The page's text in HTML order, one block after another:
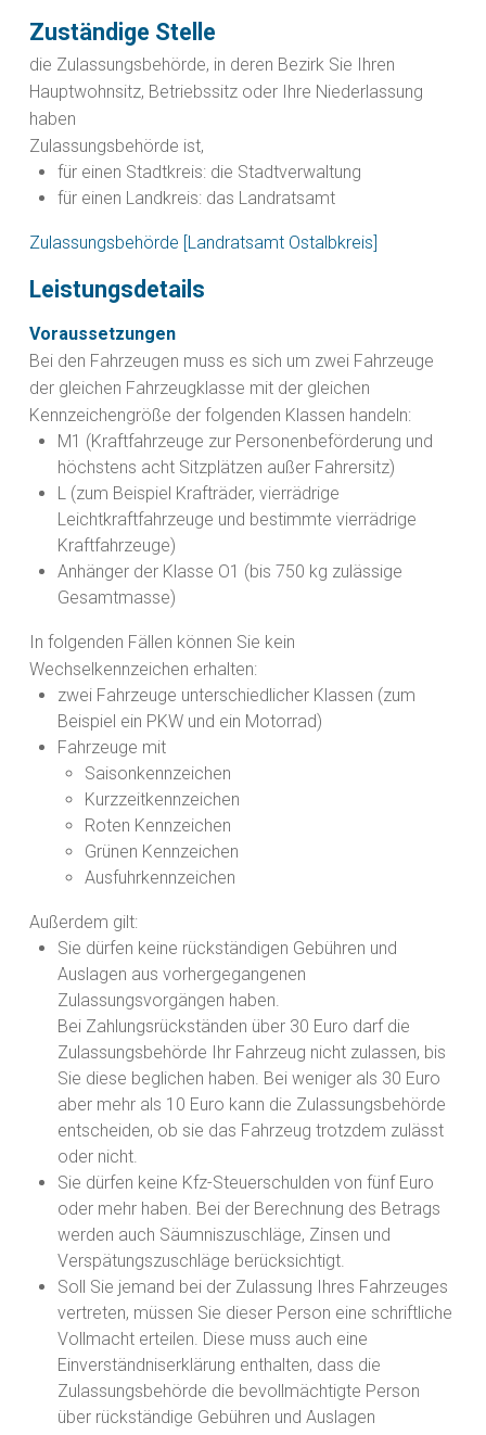
Zuständige Stelle
die Zulassungsbehörde, in deren Bezirk Sie Ihren
Hauptwohnsitz, Betriebssitz oder Ihre Niederlassung
haben
Zulassungsbehörde ist,
für einen Stadtkreis: die Stadtverwaltung
für einen Landkreis: das Landratsamt
Zulassungsbehörde [Landratsamt Ostalbkreis]
Leistungsdetails
Voraussetzungen
Bei den Fahrzeugen muss es sich um zwei Fahrzeuge
der gleichen Fahrzeugklasse mit der gleichen
Kennzeichengröße der folgenden Klassen handeln:
M1 (Kraftfahrzeuge zur Personenbeförderung und
höchstens acht Sitzplätzen außer Fahrersitz)
L (zum Beispiel Krafträder, vierrädrige
Leichtkraftfahrzeuge und bestimmte vierrädrige
Kraftfahrzeuge)
Anhänger der Klasse O1 (bis 750 kg zulässige
Gesamtmasse)
In folgenden Fällen können Sie kein
Wechselkennzeichen erhalten:
zwei Fahrzeuge unterschiedlicher Klassen (zum
Beispiel ein PKW und ein Motorrad)
Fahrzeuge mit
Saisonkennzeichen
Kurzzeitkennzeichen
Roten Kennzeichen
Grünen Kennzeichen
Ausfuhrkennzeichen
Außerdem gilt:
Sie dürfen keine rückständigen Gebühren und
Auslagen aus vorhergegangenen
Zulassungsvorgängen haben.
Bei Zahlungsrückständen über 30 Euro darf die
Zulassungsbehörde Ihr Fahrzeug nicht zulassen, bis
Sie diese beglichen haben. Bei weniger als 30 Euro
aber mehr als 10 Euro kann die Zulassungsbehörde
entscheiden, ob sie das Fahrzeug trotzdem zulässt
oder nicht.
Sie dürfen keine Kfz-Steuerschulden von fünf Euro
oder mehr haben. Bei der Berechnung des Betrags
werden auch Säumniszuschläge, Zinsen und
Verspätungszuschläge berücksichtigt.
Soll Sie jemand bei der Zulassung Ihres Fahrzeuges
vertreten, müssen Sie dieser Person eine schriftliche
Vollmacht erteilen. Diese muss auch eine
Einverständniserklärung enthalten, dass die
Zulassungsbehörde die bevollmächtigte Person
über rückständige Gebühren und Auslagen